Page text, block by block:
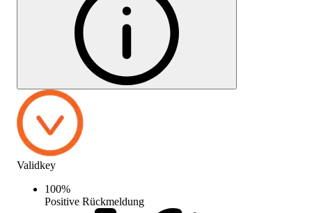
Validkey
100%
Positive Rückmeldung